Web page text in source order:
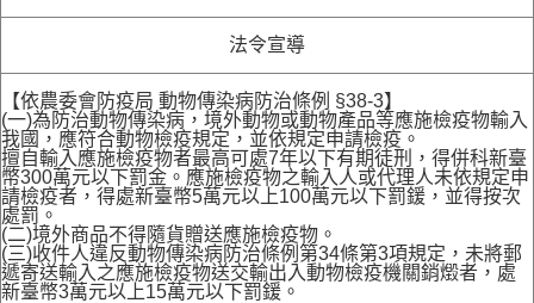
法令宣導
【依農委會防疫局 動物傳染病防治條例 §38-3】
(一)為防治動物傳染病，境外動物或動物產品等應施檢疫物輸入
我國，應符合動物檢疫規定，並依規定申請檢疫。
擅自輸入應施檢疫物者最高可處7年以下有期徒刑，得併科新臺
幣300萬元以下罰金。應施檢疫物之輸入人或代理人未依規定申
請檢疫者，得處新臺幣5萬元以上100萬元以下罰鍰，並得按次
處罰。
(二)境外商品不得隨貨贈送應施檢疫物。
(三)收件人違反動物傳染病防治條例第34條第3項規定，未將郵
遞寄送輸入之應施檢疫物送交輸出入動物檢疫機關銷燬者，處
新臺幣3萬元以上15萬元以下罰鍰。